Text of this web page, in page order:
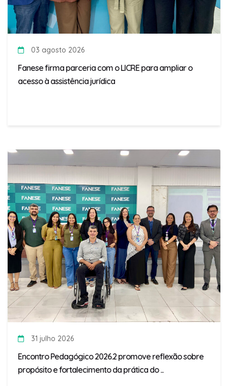
03 agosto 2026
Fanese firma parceria com o LICRE para ampliar o
acesso à assistência jurídica
31 julho 2026
Encontro Pedagógico 2026.2 promove reflexão sobre
propósito e fortalecimento da prática do ...